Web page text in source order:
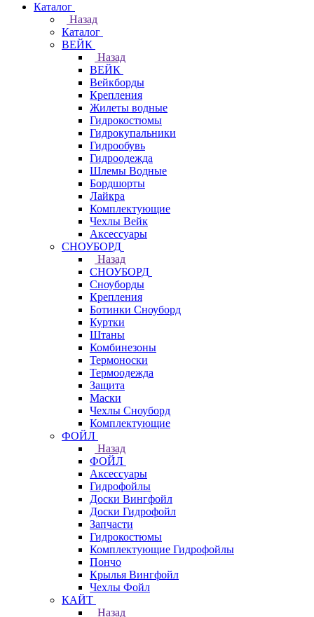
Каталог
Назад
Каталог
ВЕЙК
Назад
ВЕЙК
Вейкборды
Крепления
Жилеты водные
Гидрокостюмы
Гидрокупальники
Гидрообувь
Гидроодежда
Шлемы Водные
Бордшорты
Лайкра
Комплектующие
Чехлы Вейк
Аксессуары
СНОУБОРД
Назад
СНОУБОРД
Сноуборды
Крепления
Ботинки Сноуборд
Куртки
Штаны
Комбинезоны
Термоноски
Термоодежда
Защита
Маски
Чехлы Сноуборд
Комплектующие
ФОЙЛ
Назад
ФОЙЛ
Аксессуары
Гидрофойлы
Доски Вингфойл
Доски Гидрофойл
Запчасти
Гидрокостюмы
Комплектующие Гидрофойлы
Пончо
Крылья Вингфойл
Чехлы Фойл
КАЙТ
Назад